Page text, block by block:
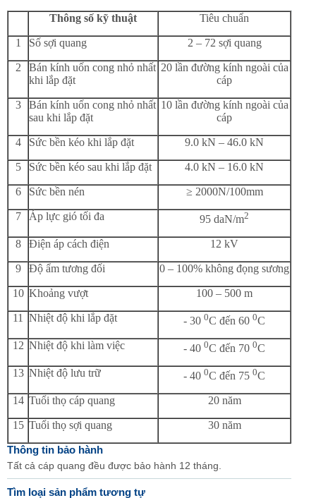
Thông số kỹ thuật Tiêu chuẩn
1 Số sợi quang 2 – 72 sợi quang
2
Bán kính uốn cong nhỏ nhất
khi lắp đặt
20 lần đường kính ngoài của
cáp
3
Bán kính uốn cong nhỏ nhất
sau khi lắp đặt
10 lần đường kính ngoài của
cáp
4 Sức bền kéo khi lắp đặt 9.0 kN – 46.0 kN
5 Sức bền kéo sau khi lắp đặt 4.0 kN – 16.0 kN
6 Sức bền nén ≥ 2000N/100mm
7 Áp lực gió tối đa 95 daN/m2
8 Điện áp cách điện 12 kV
9 Độ ẩm tương đối 0 – 100% không đọng sương
10 Khoảng vượt 100 – 500 m
11 Nhiệt độ khi lắp đặt - 30 0C đến 60 0C
12 Nhiệt độ khi làm việc - 40 0C đến 70 0C
13 Nhiệt độ lưu trữ - 40 0C đến 75 0C
14 Tuổi thọ cáp quang 20 năm
15 Tuổi thọ sợi quang 30 năm
Thông tin bảo hành
Tất cả cáp quang đều được bảo hành 12 tháng.
Tìm loại sản phẩm tương tự